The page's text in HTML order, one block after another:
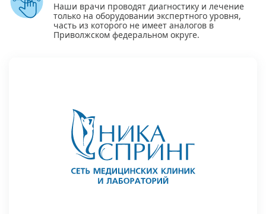
Наши врачи проводят диагностику и лечение
только на оборудовании экспертного уровня,
часть из которого не имеет аналогов в
Приволжском федеральном округе.